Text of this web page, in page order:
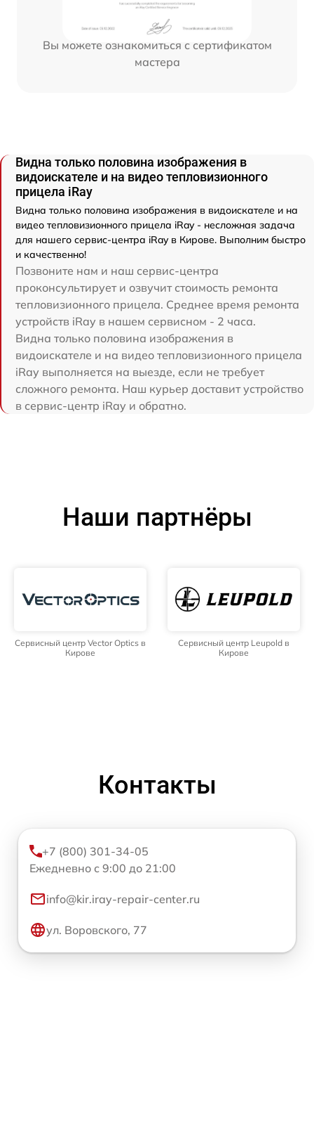
Вы можете ознакомиться с сертификатом
мастера
Видна только половина изображения в
видоискателе и на видео тепловизионного
прицела iRay
Видна только половина изображения в видоискателе и на
видео тепловизионного прицела iRay - несложная задача
для нашего сервис-центра iRay в Кирове. Выполним быстро
и качественно!
Позвоните нам и наш сервис-центра
проконсультирует и озвучит стоимость ремонта
тепловизионного прицела. Среднее время ремонта
устройств iRay в нашем сервисном - 2 часа.
Видна только половина изображения в
видоискателе и на видео тепловизионного прицела
iRay выполняется на выезде, если не требует
сложного ремонта. Наш курьер доставит устройство
в сервис-центр iRay и обратно.
Наши партнёры
Сервисный центр Vector Optics в
Кирове
Сервисный центр Leupold в
Кирове
Контакты
+7 (800) 301-34-05
Ежедневно с 9:00 до 21:00
info@kir.iray-repair-center.ru
ул. Воровского, 77